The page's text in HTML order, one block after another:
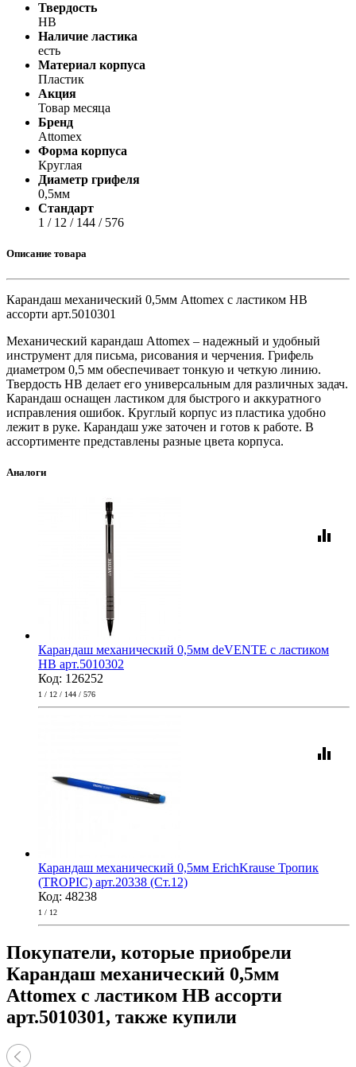
Твердость
НВ
Наличие ластика
есть
Материал корпуса
Пластик
Акция
Товар месяца
Бренд
Attomex
Форма корпуса
Круглая
Диаметр грифеля
0,5мм
Стандарт
1 / 12 / 144 / 576
Описание товара
Карандаш механический 0,5мм Attomex с ластиком HB
ассорти арт.5010301
Механический карандаш Attomex – надежный и удобный
инструмент для письма, рисования и черчения. Грифель
диаметром 0,5 мм обеспечивает тонкую и четкую линию.
Твердость HB делает его универсальным для различных задач.
Карандаш оснащен ластиком для быстрого и аккуратного
исправления ошибок. Круглый корпус из пластика удобно
лежит в руке. Карандаш уже заточен и готов к работе. В
ассортименте представлены разные цвета корпуса.
Аналоги
equalizer
Карандаш механический 0,5мм deVENTE с ластиком
HB арт.5010302
Код: 126252
1 / 12 / 144 / 576
equalizer
Карандаш механический 0,5мм ErichKrause Тропик
(TROPIC) арт.20338 (Ст.12)
Код: 48238
1 / 12
Покупатели, которые приобрели
Карандаш механический 0,5мм
Attomex с ластиком HB ассорти
арт.5010301, также купили